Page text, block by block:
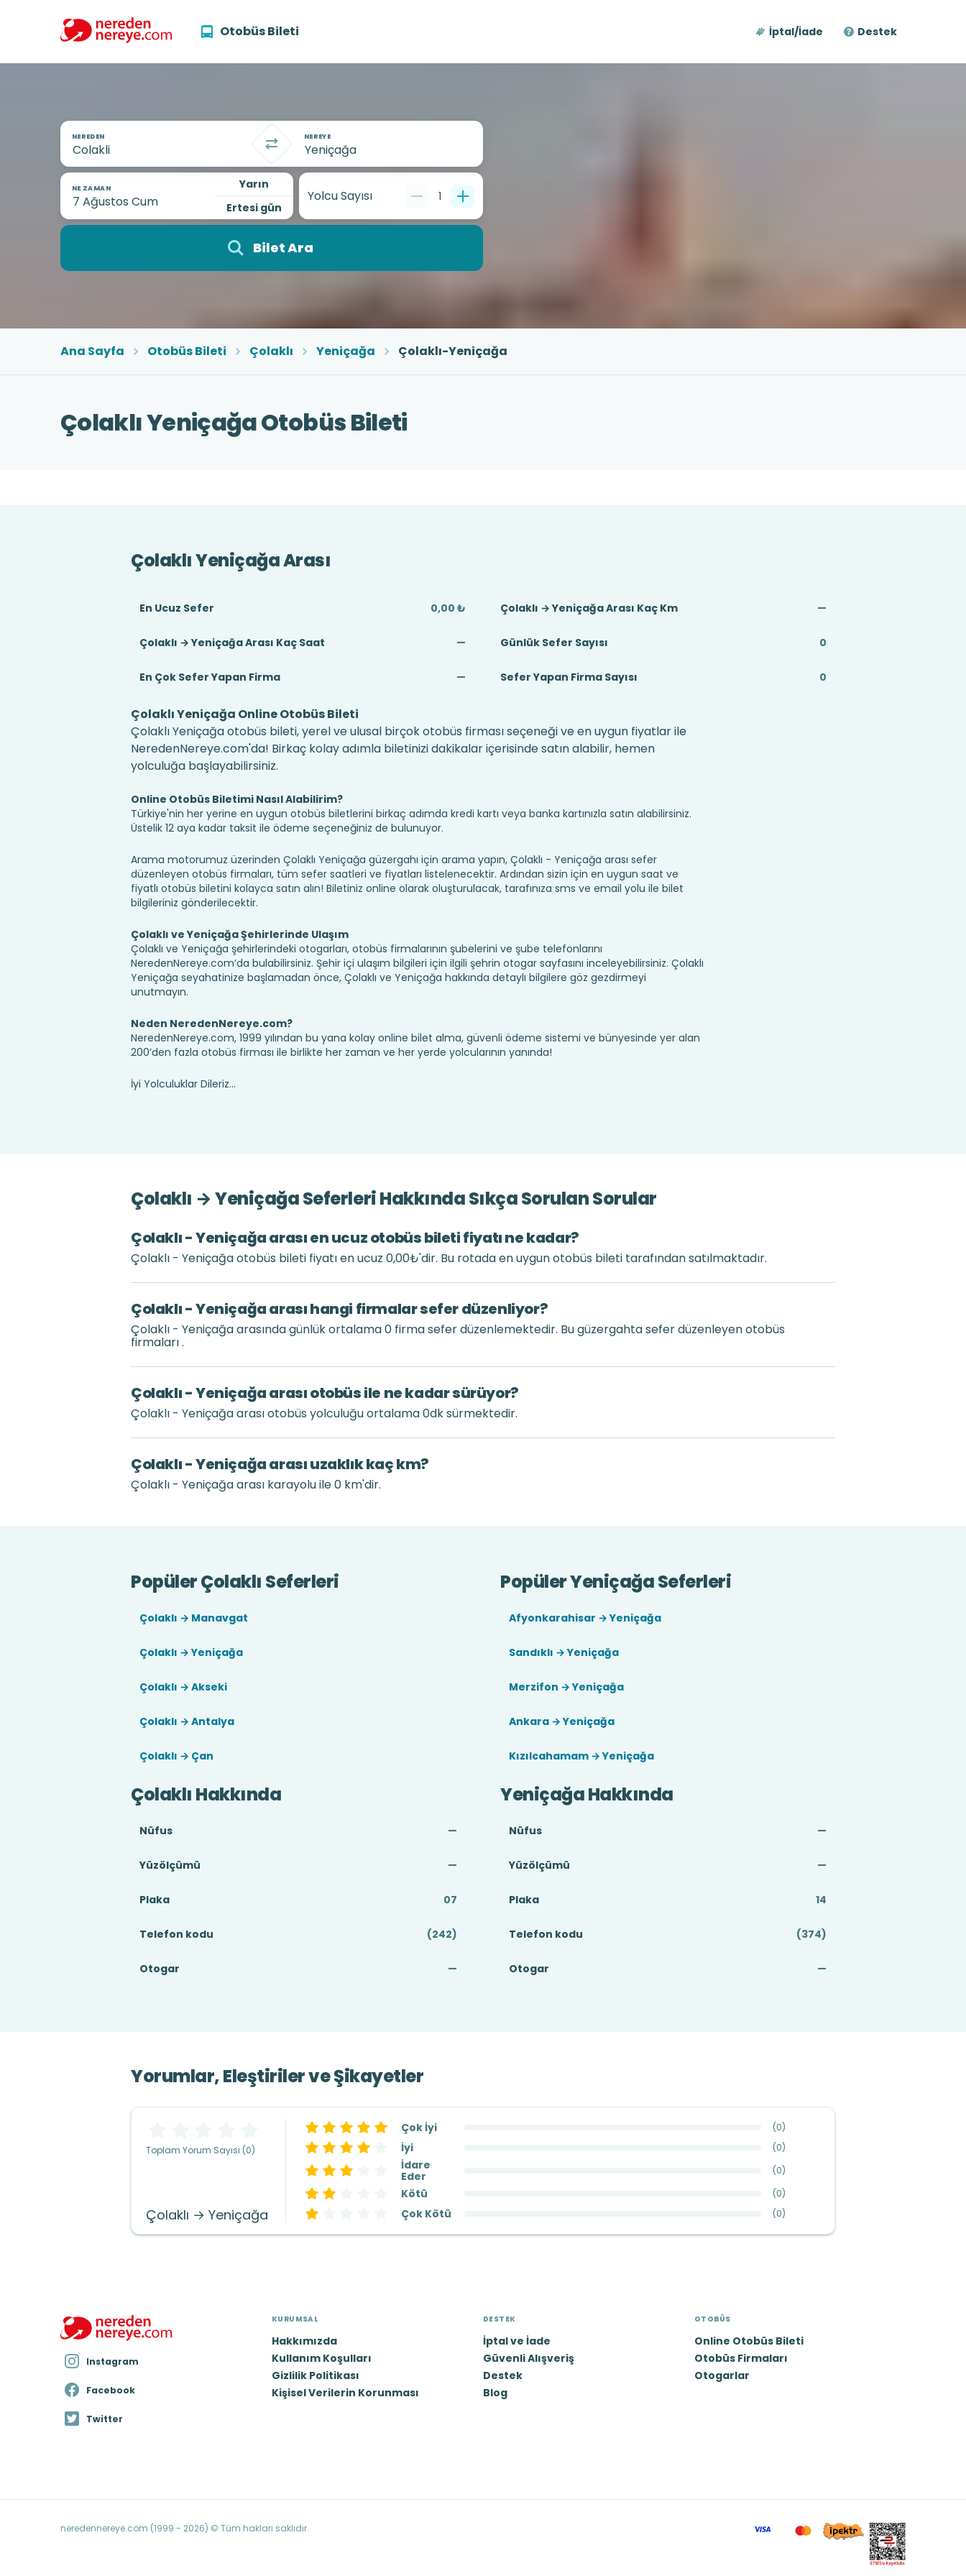
Otobüs Bileti İptal/İade Destek
NEREDEN NEREYE
NE ZAMAN
Yarın
Ertesi gün
Yolcu Sayısı 1
Bilet Ara
Ana Sayfa Otobüs Bileti Çolaklı Yeniçağa Çolaklı-Yeniçağa
Çolaklı Yeniçağa Otobüs Bileti
Çolaklı Yeniçağa Arası
En Ucuz Sefer 0,00 ₺ Çolaklı → Yeniçağa Arası Kaç Km —
Çolaklı → Yeniçağa Arası Kaç Saat — Günlük Sefer Sayısı 0
En Çok Sefer Yapan Firma — Sefer Yapan Firma Sayısı 0
Çolaklı Yeniçağa Online Otobüs Bileti
Çolaklı Yeniçağa otobüs bileti, yerel ve ulusal birçok otobüs firması seçeneği ve en uygun fiyatlar ile
NeredenNereye.com'da! Birkaç kolay adımla biletinizi dakikalar içerisinde satın alabilir, hemen
yolculuğa başlayabilirsiniz.
Online Otobüs Biletimi Nasıl Alabilirim?
Türkiye'nin her yerine en uygun otobüs biletlerini birkaç adımda kredi kartı veya banka kartınızla satın alabilirsiniz.
Üstelik 12 aya kadar taksit ile ödeme seçeneğiniz de bulunuyor.
Arama motorumuz üzerinden Çolaklı Yeniçağa güzergahı için arama yapın, Çolaklı - Yeniçağa arası sefer
düzenleyen otobüs firmaları, tüm sefer saatleri ve fiyatları listelenecektir. Ardından sizin için en uygun saat ve
fiyatlı otobüs biletini kolayca satın alın! Biletiniz online olarak oluşturulacak, tarafınıza sms ve email yolu ile bilet
bilgileriniz gönderilecektir.
Çolaklı ve Yeniçağa Şehirlerinde Ulaşım
Çolaklı ve Yeniçağa şehirlerindeki otogarları, otobüs firmalarının şubelerini ve şube telefonlarını
NeredenNereye.com’da bulabilirsiniz. Şehir içi ulaşım bilgileri için ilgili şehrin otogar sayfasını inceleyebilirsiniz. Çolaklı
Yeniçağa seyahatinize başlamadan önce, Çolaklı ve Yeniçağa hakkında detaylı bilgilere göz gezdirmeyi
unutmayın.
Neden NeredenNereye.com?
NeredenNereye.com, 1999 yılından bu yana kolay online bilet alma, güvenli ödeme sistemi ve bünyesinde yer alan
200’den fazla otobüs firması ile birlikte her zaman ve her yerde yolcularının yanında!
İyi Yolculuklar Dileriz...
Çolaklı → Yeniçağa Seferleri Hakkında Sıkça Sorulan Sorular
Çolaklı - Yeniçağa arası en ucuz otobüs bileti fiyatı ne kadar?
Çolaklı - Yeniçağa otobüs bileti fiyatı en ucuz 0,00₺'dir. Bu rotada en uygun otobüs bileti tarafından satılmaktadır.
Çolaklı - Yeniçağa arası hangi firmalar sefer düzenliyor?
Çolaklı - Yeniçağa arasında günlük ortalama 0 firma sefer düzenlemektedir. Bu güzergahta sefer düzenleyen otobüs
firmaları .
Çolaklı - Yeniçağa arası otobüs ile ne kadar sürüyor?
Çolaklı - Yeniçağa arası otobüs yolculuğu ortalama 0dk sürmektedir.
Çolaklı - Yeniçağa arası uzaklık kaç km?
Çolaklı - Yeniçağa arası karayolu ile 0 km'dir.
Popüler Çolaklı Seferleri
Çolaklı → Manavgat
Çolaklı → Yeniçağa
Çolaklı → Akseki
Çolaklı → Antalya
Çolaklı → Çan
Popüler Yeniçağa Seferleri
Afyonkarahisar → Yeniçağa
Sandıklı → Yeniçağa
Merzifon → Yeniçağa
Ankara → Yeniçağa
Kızılcahamam → Yeniçağa
Çolaklı Hakkında
Nüfus —
Yüzölçümü —
Plaka 07
Telefon kodu (242)
Otogar —
Yeniçağa Hakkında
Nüfus —
Yüzölçümü —
Plaka 14
Telefon kodu (374)
Otogar —
Yorumlar, Eleştiriler ve Şikayetler
Toplam Yorum Sayısı (0)
Çolaklı → Yeniçağa
Çok İyi (0)
İyi (0)
İdare
Eder
(0)
Kötü (0)
Çok Kötü (0)
Instagram
Facebook
Twitter
KURUMSAL
Hakkımızda
Kullanım Koşulları
Gizlilik Politikası
Kişisel Verilerin Korunması
DESTEK
İptal ve İade
Güvenli Alışveriş
Destek
Blog
OTOBÜS
Online Otobüs Bileti
Otobüs Firmaları
Otogarlar
neredennereye.com (1999 - 2026) © Tüm hakları saklıdır.